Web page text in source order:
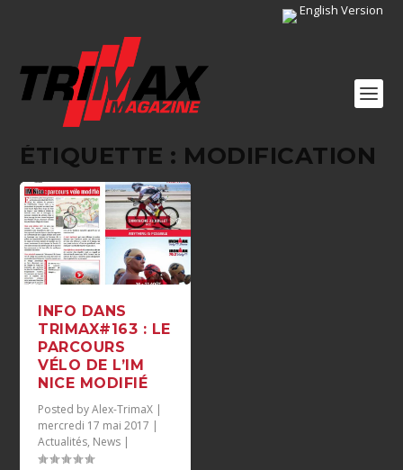
English Version
ÉTIQUETTE : MODIFICATION
INFO DANS
TRIMAX#163 : LE
PARCOURS
VÉLO DE L’IM
NICE MODIFIÉ
Posted byAlex-TrimaX |
mercredi 17 mai 2017 |
Actualités, News |